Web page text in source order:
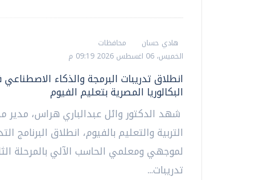
هادي حسان
محافظات
الخميس، 06 اغسطس 2026 09:19 م
انطلاق تدريبات البرمجة والذكاء
البكالوريا المصرية بتعليم الفيوم
شهد الدكتور وائل عبدالباري هراس، مدير
التربية والتعليم بالفيوم، انطلاق البرنامج
لموجهي ومعلمي الحاسب الآلي بالمرحلة
تدريبات...